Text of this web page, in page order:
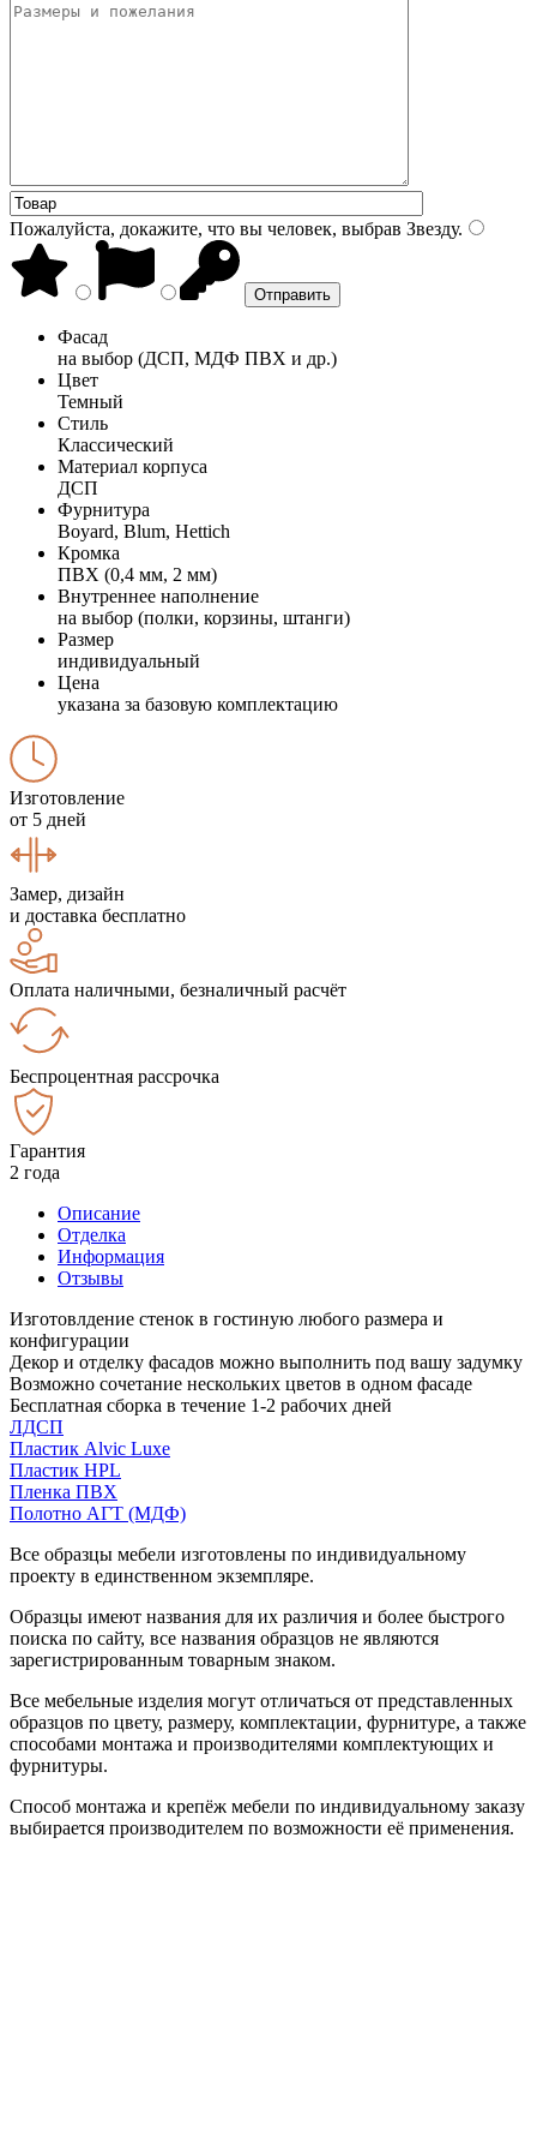
Пожалуйста, докажите, что вы человек, выбрав Звезду.
Фасад
на выбор (ДСП, МДФ ПВХ и др.)
Цвет
Темный
Стиль
Классический
Материал корпуса
ДСП
Фурнитура
Boyard, Blum, Hettich
Кромка
ПВХ (0,4 мм, 2 мм)
Внутреннее наполнение
на выбор (полки, корзины, штанги)
Размер
индивидуальный
Цена
указана за базовую комплектацию
Изготовление
от 5 дней
Замер, дизайн
и доставка бесплатно
Оплата наличными, безналичный расчёт
Беспроцентная рассрочка
Гарантия
2 года
Описание
Отделка
Информация
Отзывы
Изготовлдение стенок в гостиную любого размера и
конфигурации
Декор и отделку фасадов можно выполнить под вашу задумку
Возможно сочетание нескольких цветов в одном фасаде
Бесплатная сборка в течение 1-2 рабочих дней
ЛДСП
Пластик Alvic Luxe
Пластик HPL
Пленка ПВХ
Полотно АГТ (МДФ)
Все образцы мебели изготовлены по индивидуальному
проекту в единственном экземпляре.
Образцы имеют названия для их различия и более быстрого
поиска по сайту, все названия образцов не являются
зарегистрированным товарным знаком.
Все мебельные изделия могут отличаться от представленных
образцов по цвету, размеру, комплектации, фурнитуре, а также
способами монтажа и производителями комплектующих и
фурнитуры.
Способ монтажа и крепёж мебели по индивидуальному заказу
выбирается производителем по возможности её применения.